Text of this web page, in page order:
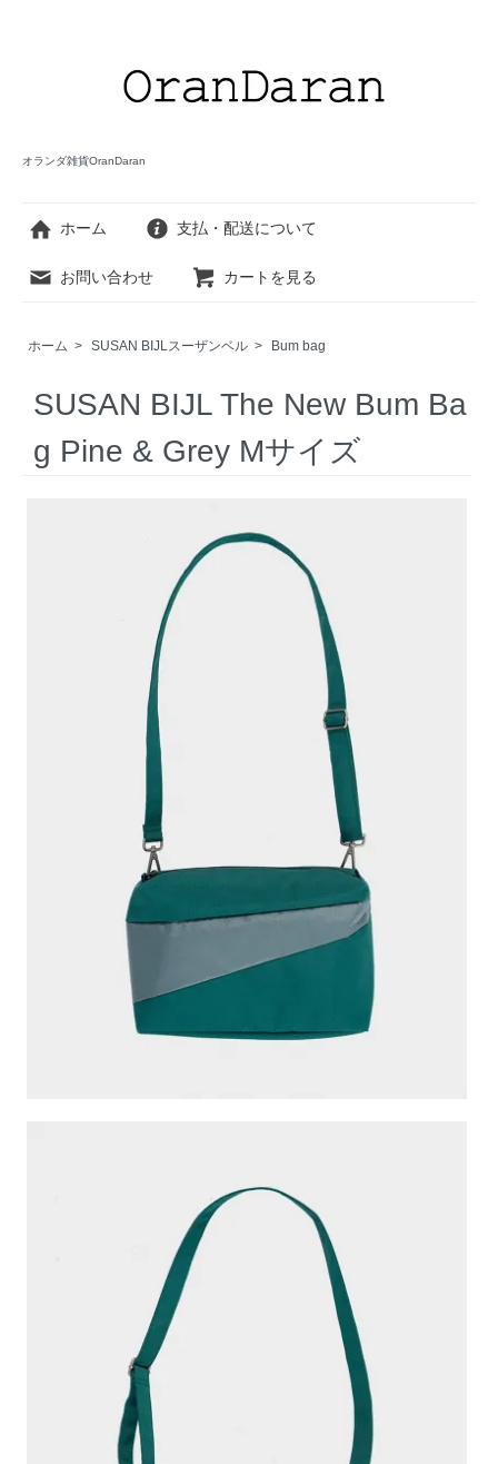
オランダ雑貨OranDaran
ホーム 支払・配送について
お問い合わせ カートを見る
ホーム > SUSAN BIJLスーザンベル > Bum bag
SUSAN BIJL The New Bum Ba
g Pine & Grey Mサイズ